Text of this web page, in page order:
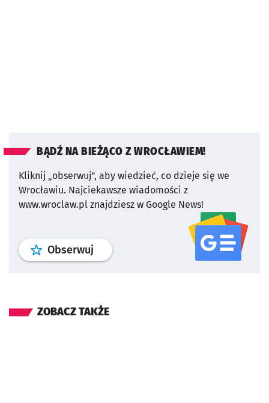
BĄDŹ NA BIEŻĄCO Z WROCŁAWIEM!
Kliknij „obserwuj”, aby wiedzieć, co dzieje się we
Wrocławiu. Najciekawsze wiadomości z
www.wroclaw.pl znajdziesz w Google News!
Obserwuj profil serwisu
ZOBACZ TAKŻE